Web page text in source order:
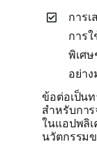
การ
การ
พิเศ
อย่า
ข้อต่อเป็น
สำหรับกา
ในแอปพลิ
นวัตกรรม